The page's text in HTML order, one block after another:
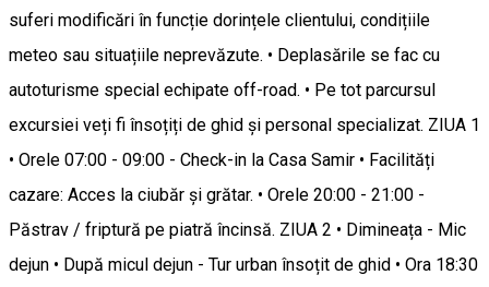
suferi modificări în funcție dorințele clientului, condițiile
meteo sau situațiile neprevăzute. • Deplasările se fac cu
autoturisme special echipate off-road. • Pe tot parcursul
excursiei veți fi însoțiți de ghid și personal specializat. ZIUA 1
• Orele 07:00 - 09:00 - Check-in la Casa Samir • Facilități
cazare: Acces la ciubăr și grătar. • Orele 20:00 - 21:00 -
Păstrav / friptură pe piatră încinsă. ZIUA 2 • Dimineața - Mic
dejun • După micul dejun - Tur urban însoțit de ghid • Ora 18:30